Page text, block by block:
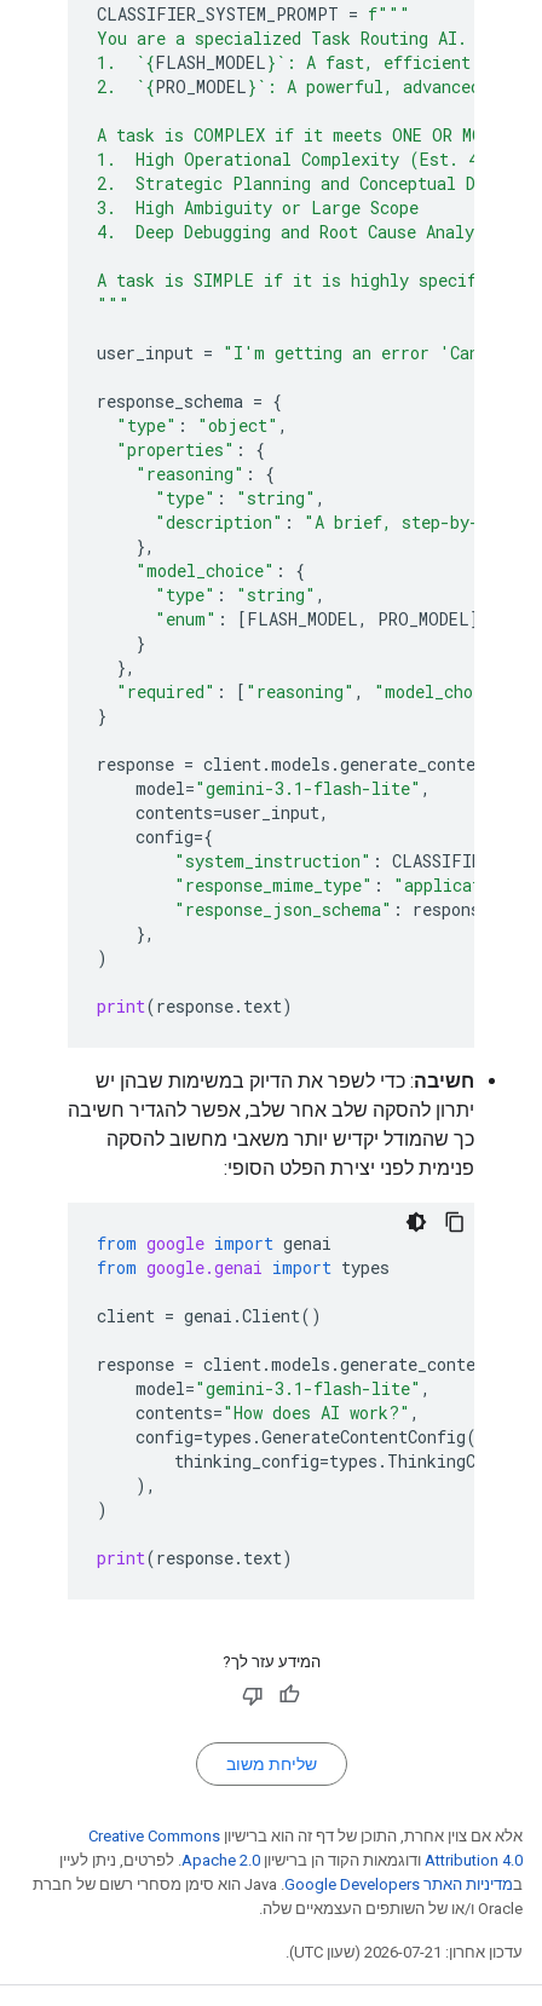
CLASSIFIER_SYSTEM_PROMPT = f"""
You are a specialized Task Routing AI.
1.  `{FLASH_MODEL} `: A fast, efficient model
2.  `{PRO_MODEL} `: A powerful, advanced
A task is COMPLEX if it meets ONE OR
1.  High Operational Complexity (Est. 4+
2.  Strategic Planning and Conceptual Design
3.  High Ambiguity or Large Scope
4.  Deep Debugging and Root Cause Analysis
A task is SIMPLE if it is highly specific,
"""
user_input = "I'm getting an error 'Cannot
response_schema = {
"type" : "object" ,
"properties" :
{
"reasoning" :
{
"type" : "string" ,
"description" :
"A brief, step-by-step
},
"model_choice" :
{
"type" : "string" ,
"enum" : [FLASH_MODEL, PRO_MODEL]
}
},
"required" : [ "reasoning" , "model_choice"
}
response = client.models .generate_content
model="gemini-3.1-flash-lite" ,
contents=user_input,
config={
"system_instruction" :
"response_mime_type" :
"application/
"response_json_schema" :
},
)
print(response. text)
חשיבה: כדי לשפר את הדיוק במשימות שבהן יש
יתרון להסקה שלב אחר שלב, אפשר להגדיר חשיבה
כך שהמודל יקדיש יותר משאבי מחשוב להסקה
פנימית לפני יצירת הפלט הסופי:
from google import genai
from google.genai import types
client = genai .Client()
response = client.models .generate_content
model="gemini-3.1-flash-lite" ,
contents="How does AI work?" ,
config=types .GenerateContentConfig(
thinking_config=types . ThinkingConfig
),
)
print(response. text)
המידע עזר לך?
שליחת משוב
אלא אם צוין אחרת, התוכן של דף זה הוא ברישיון Creative Commons
Attribution 4.0 ודוגמאות הקוד הן ברישיון Apache 2.0. לפרטים, ניתן לעיין
במדיניות האתר Google Developers‏
.‏ Java הוא סימן מסחרי רשום של חברת
Oracle ו/או של השותפים העצמאיים שלה.
עדכון אחרון: 2026-07-21 (שעון UTC).